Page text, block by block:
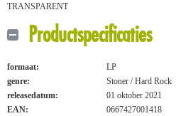
TRANSPARENT
Productspecificaties
formaat:
LP
genre:
Stoner / Hard Rock
releasedatum:
01 oktober 2021
EAN:
0667427001418